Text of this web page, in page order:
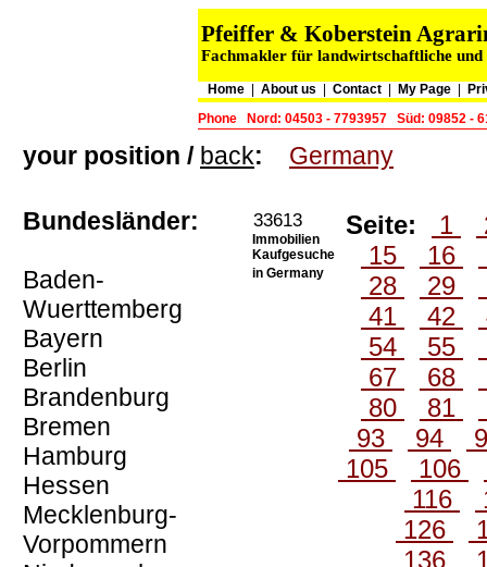
Pfeiffer & Koberstein
Fachmakler für landwirtschaftliche und
Home About us Contact My Page
Phone
Nord: 04503 - 7793957 Süd: 09852 -
your position / back: Germany
Bundesländer:
Baden-
Wuerttemberg
Bayern
Berlin
Brandenburg
Bremen
Hamburg
Hessen
Mecklenburg-
Vorpommern
33613
Immobilien
Kaufgesuche
in Germany
Seite: 1
15
16
28
29
41
42
54
55
67
68
80
81
93
94
105
106
116
126
136